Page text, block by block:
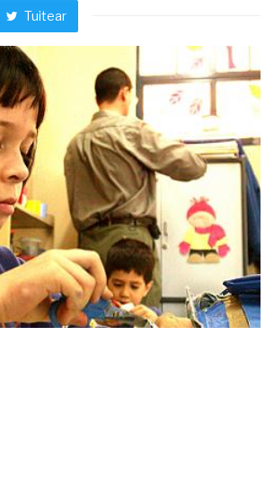
Tuitear